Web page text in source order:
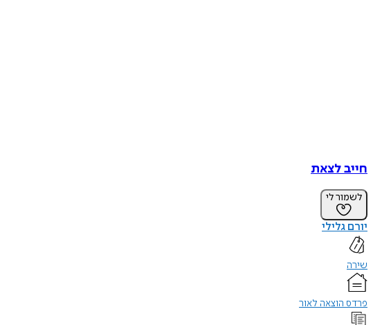
חייב לצאת
לשמור לי
יורם גלילי
שירה
פרדס הוצאה לאור